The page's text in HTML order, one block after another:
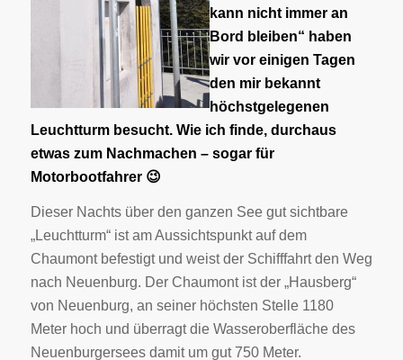
kann nicht immer an
Bord bleiben“ haben
wir vor einigen Tagen
den mir bekannt
höchstgelegenen
Leuchtturm besucht. Wie ich finde, durchaus
etwas zum Nachmachen – sogar für
Motorbootfahrer 😉
Dieser Nachts über den ganzen See gut sichtbare
„Leuchtturm“ ist am Aussichtspunkt auf dem
Chaumont befestigt und weist der Schifffahrt den Weg
nach Neuenburg. Der Chaumont ist der „Hausberg“
von Neuenburg, an seiner höchsten Stelle 1180
Meter hoch und überragt die Wasseroberfläche des
Neuenburgersees damit um gut 750 Meter.